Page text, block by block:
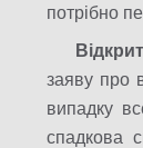
потрібно
заяву про
випадку
спадкова